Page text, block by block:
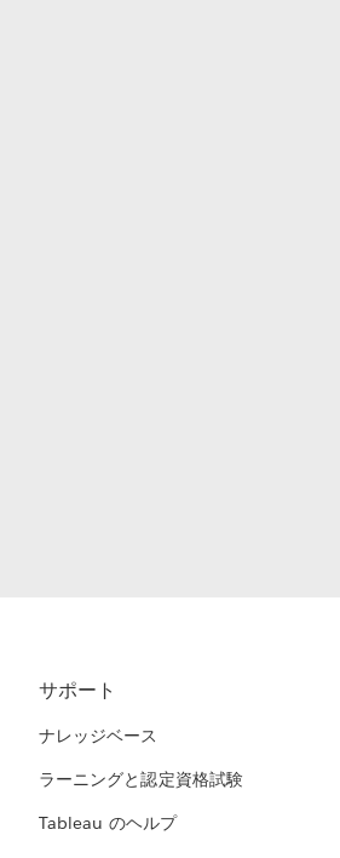
サポート
ナレッジベース
ラーニングと認定資格試験
Tableau のヘルプ